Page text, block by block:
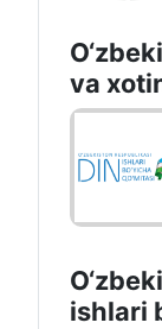
va
ishlаri